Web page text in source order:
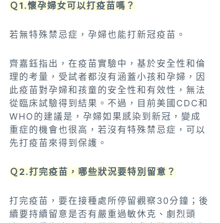
Ｑ1.懷孕婦女可以打疫苗嗎？
若無特殊禁忌症，孕婦也能打新冠疫苗。
齊嘉鈺指出，在疫苗實驗中，基於安全性和倫
理的考量，受試者都沒有涵蓋小孩和孕婦，因
此疫苗對孕婦和孩童的安全性和有效性，無法
從臨床試驗得到結果。不過，目前美國CDC和
WHO的建議是，孕婦如果感染到新冠，變成
重症的機會也很高，若沒有特殊禁忌症，可以
先打疫苗來得到保護。
Ｑ2.打完疫苗，哪些狀況要特別留意？
打完疫苗，要在接種處所停留觀察30分鐘；後
續要持續留意是否有嚴重過敏休克、劇烈頭